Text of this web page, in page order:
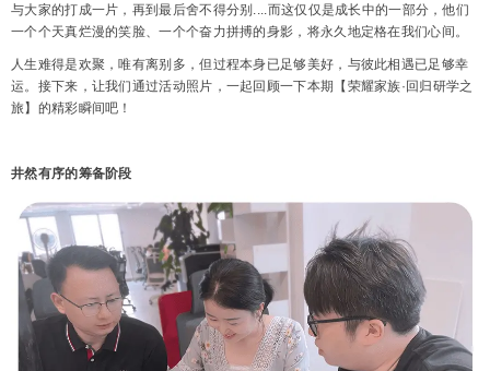
与大家的打成一片，再到最后舍不得分别....而这仅仅是成长中的一部分，他们
一个个天真烂漫的笑脸、一个个奋力拼搏的身影，将永久地定格在我们心间。
人生难得是欢聚，唯有离别多，但过程本身已足够美好，与彼此相遇已足够幸
运。接下来，让我们通过活动照片，一起回顾一下本期【荣耀家族·回归研学之
旅】的精彩瞬间吧！
井然有序的筹备阶段